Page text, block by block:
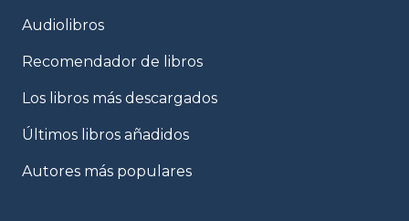
Audiolibros
Recomendador de libros
Los libros más descargados
Últimos libros añadidos
Autores más populares